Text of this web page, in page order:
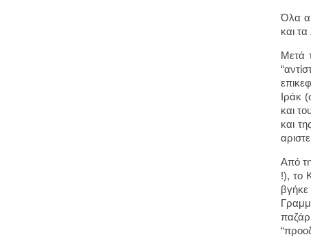
Όλα
και
Μετά
Ιράκ
και
και
Από
!), το